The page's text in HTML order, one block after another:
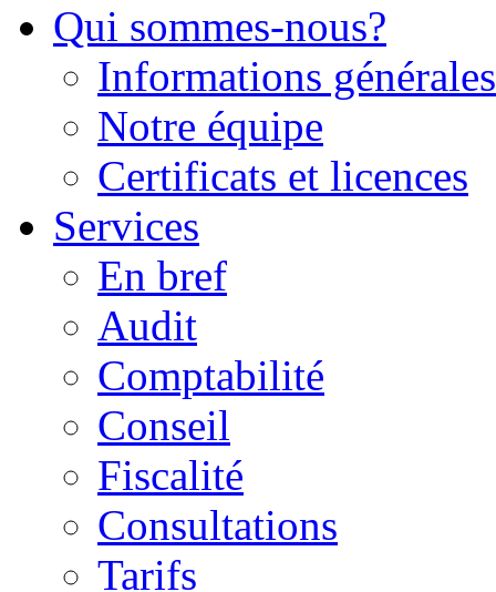
Qui sommes-nous?
Informations générales
Notre équipe
Certificats et licences
Services
En bref
Audit
Comptabilité
Conseil
Fiscalité
Consultations
Tarifs